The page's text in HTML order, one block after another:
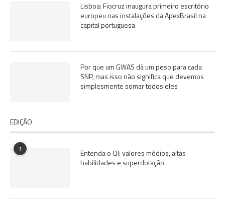
Lisboa: Fiocruz inaugura primeiro escritório
europeu nas instalações da ApexBrasil na
capital portuguesa
Por que um GWAS dá um peso para cada
SNP, mas isso não significa que devemos
simplesmente somar todos eles
EDIÇÃO
1
Entenda o QI: valores médios, altas
habilidades e superdotação